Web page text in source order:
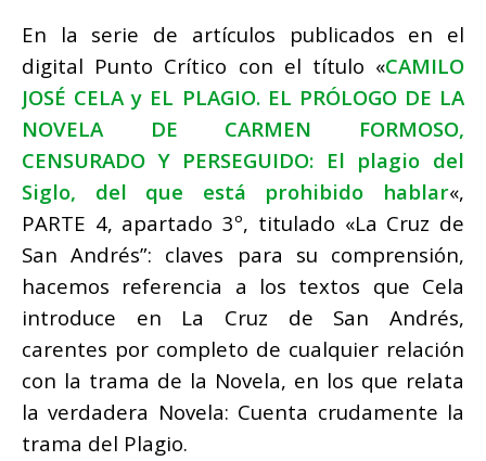
En la serie de artículos publicados en el
digital Punto Crítico con el título «CAMILO
JOSÉ CELA y EL PLAGIO. EL PRÓLOGO DE LA
NOVELA DE CARMEN FORMOSO,
CENSURADO Y PERSEGUIDO: El plagio del
Siglo, del que está prohibido hablar«,
PARTE 4, apartado 3º, titulado «La Cruz de
San Andrés”: claves para su comprensión,
hacemos referencia a los textos que Cela
introduce en La Cruz de San Andrés,
carentes por completo de cualquier relación
con la trama de la Novela, en los que relata
la verdadera Novela: Cuenta crudamente la
trama del Plagio.